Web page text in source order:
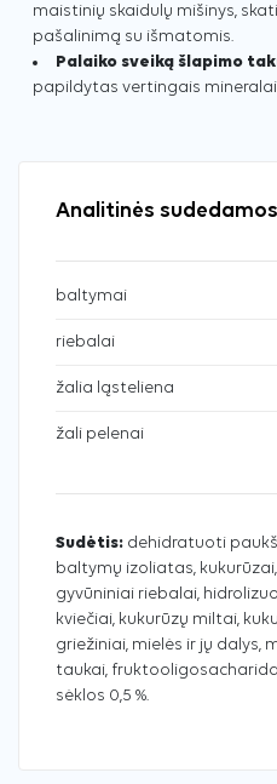
maistinių skaidulų mišinys,
pašalinimą su išmatomis.
Palaiko sveiką šlapimo
papildytas vertingais
Analitinės
baltymai
riebalai
žalia ląsteliena
žali pelenai
Sudėtis: dehidratuoti
baltymų izoliatas,
gyvūniniai riebalai,
kviečiai, kukurūzų miltai,
griežiniai, mielės ir jų dalys,
taukai,
sėklos 0,5 %.